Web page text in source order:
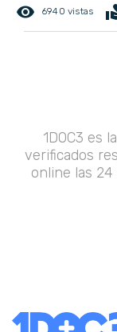
remove_red_eye 6940 vistas
1DOC3 es
verificados
online las